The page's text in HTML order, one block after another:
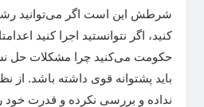
حکومت می‌کنید چرا مشکلات حل
باید پشتوانه قوی داشته باشد.
نداده و بررسی نکرده و قدرت خود